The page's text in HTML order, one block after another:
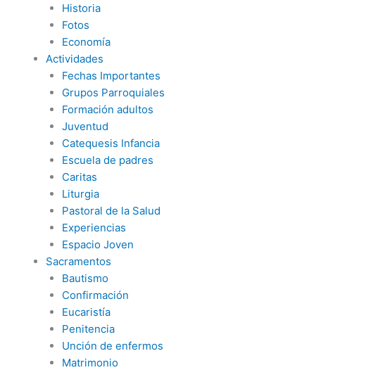
Historia
Fotos
Economía
Actividades
Fechas Importantes
Grupos Parroquiales
Formación adultos
Juventud
Catequesis Infancia
Escuela de padres
Caritas
Liturgia
Pastoral de la Salud
Experiencias
Espacio Joven
Sacramentos
Bautismo
Confirmación
Eucaristía
Penitencia
Unción de enfermos
Matrimonio